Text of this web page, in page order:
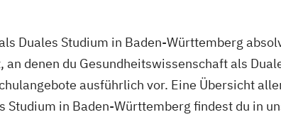
Duales Studium in Baden-Württemberg
denen du Gesundheitswissenschaft als
ausführlich vor. Eine Übersicht
Studium in Baden-Württemberg findest du in